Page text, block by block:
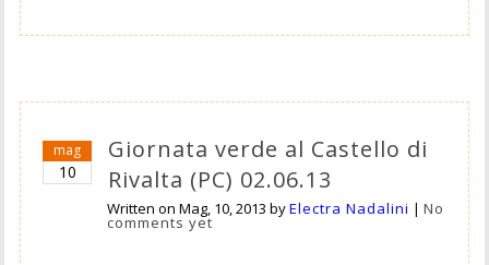
mag
10
Giornata verde al Castello di
Rivalta (PC) 02.06.13
Written onMag, 10, 2013 byElectra Nadalini |No
comments yet